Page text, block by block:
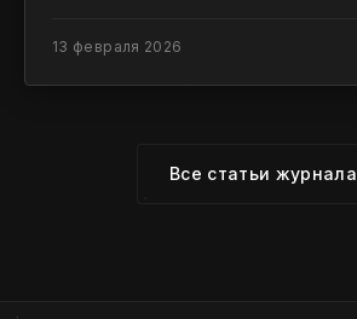
13 февраля 2026
Все статьи журнала